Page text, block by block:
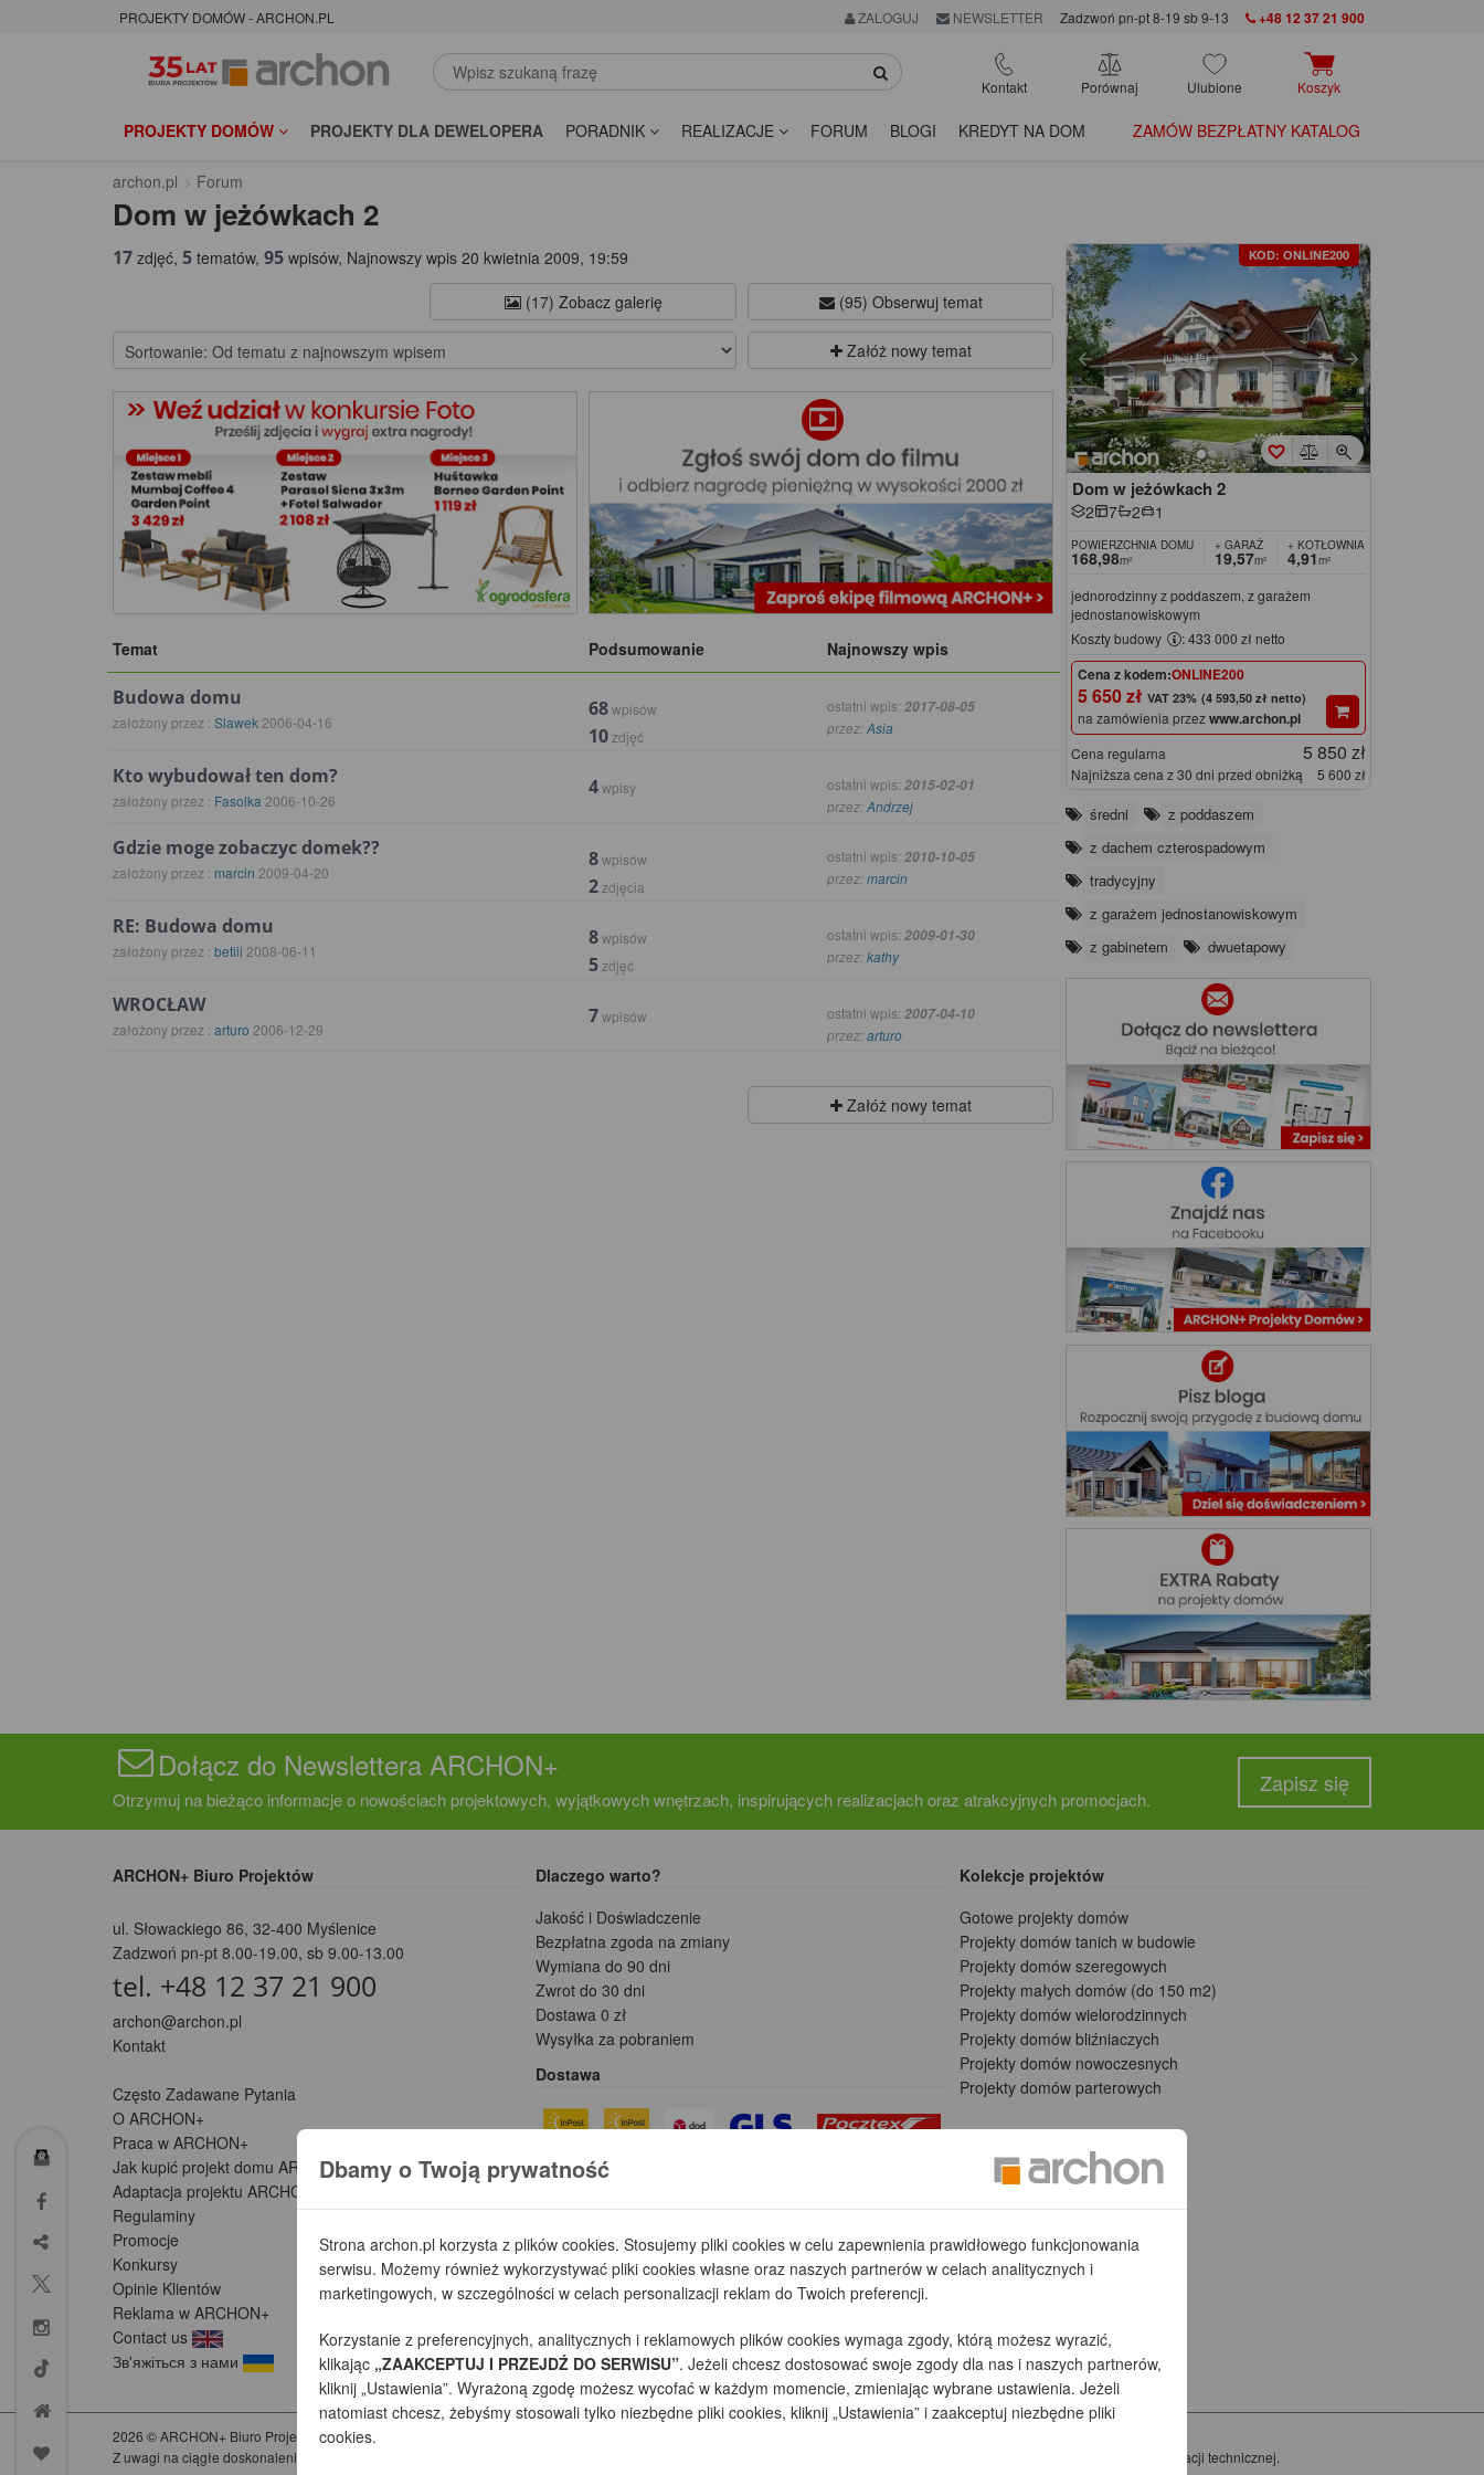
PROJEKTY DOMÓW - ARCHON.PL ZALOGUJ NEWSLETTER Zadzwoń pn-pt 8-19 sb 9-13 +48 12 37 21 900
Kontakt Porównaj Ulubione Koszyk
PROJEKTY DOMÓW PROJEKTY DLA DEWELOPERA PORADNIK REALIZACJE FORUM BLOGI KREDYT NA DOM ZAMÓW BEZPŁATNY KATALOG
archon.pl Forum
Dom w jeżówkach 2
17 zdjęć, 5 tematów, 95 wpisów, Najnowszy wpis 20 kwietnia 2009, 19:59
(17) Zobacz galerię
(95) Obserwuj temat
Załóż nowy temat
Temat Podsumowanie Najnowszy wpis
Budowa domu
założony przez : Slawek 2006-04-16
68wpisów
10 zdjęć
ostatni wpis: 2017-08-05
przez:Asia
Kto wybudował ten dom?
założony przez : Fasolka 2006-10-26
4wpisy ostatni wpis: 2015-02-01
przez:Andrzej
Gdzie moge zobaczyc domek??
założony przez : marcin 2009-04-20
8wpisów
2 zdjęcia
ostatni wpis: 2010-10-05
przez:marcin
RE: Budowa domu
założony przez : betiii 2008-06-11
8wpisów
5 zdjęć
ostatni wpis: 2009-01-30
przez:kathy
WROCŁAW
założony przez : arturo 2006-12-29
7wpisów ostatni wpis: 2007-04-10
przez:arturo
Załóż nowy temat
KOD: ONLINE200
Dom w jeżówkach 2
2 7 2 1
POWIERZCHNIA DOMU
168,98m²
+ GARAŻ
19,57m²
+ KOTŁOWNIA
4,91m²
jednorodzinny z poddaszem, z garażem
jednostanowiskowym
Koszty budowy
: 433 000 zł netto
Cena z kodem:ONLINE200
5 650 zł (4 593,50 zł netto)
na zamówienia przezwww.archon.pl
Cena regularna 5 850 zł
Najniższa cena z 30 dni przed obniżką 5 600 zł
średni
z poddaszem
z dachem czterospadowym
tradycyjny
z garażem jednostanowiskowym
z gabinetem
dwuetapowy
Dołącz do Newslettera ARCHON+
Otrzymuj na bieżąco informacje o nowościach projektowych, wyjątkowych wnętrzach, inspirujących realizacjach oraz atrakcyjnych promocjach.
Zapisz się
ARCHON+ Biuro Projektów
ul. Słowackiego 86, 32-400 Myślenice
Zadzwoń pn-pt 8.00-19.00, sb 9.00-13.00
tel. +48 12 37 21 900
archon@archon.pl
Kontakt
Często Zadawane Pytania
O ARCHON+
Praca w ARCHON+
Jak kupić projekt domu ARCHON+
Adaptacja projektu ARCHON+ (Partnerzy)
Regulaminy
Promocje
Konkursy
Opinie Klientów
Reklama w ARCHON+
Contact us
Зв'яжіться з нами
Dlaczego warto?
Jakość i Doświadczenie
Bezpłatna zgoda na zmiany
Wymiana do 90 dni
Zwrot do 30 dni
Dostawa 0 zł
Wysyłka za pobraniem
Dostawa
Płatności
Kolekcje projektów
Gotowe projekty domów
Projekty domów tanich w budowie
Projekty domów szeregowych
Projekty małych domów (do 150 m2)
Projekty domów wielorodzinnych
Projekty domów bliźniaczych
Projekty domów nowoczesnych
Projekty domów parterowych
2026 © ARCHON+ Biuro Projektów - Tradycyjne i nowoczesne gotowe projekty domów - autorska pracownia architektoniczna założona w 1990r. przez arch. Barbarę Mendel
Z uwagi na ciągłe doskonalenie procesu powstawania projektów (zgodnie z normą ISO 9001), prezentowane na stronie projekty domów mogą nieznacznie różnić się od dokumentacji technicznej.
Dbamy o Twoją prywatność
Strona archon.pl korzysta z plików cookies. Stosujemy pliki cookies w celu zapewnienia prawidłowego funkcjonowania
serwisu. Możemy również wykorzystywać pliki cookies własne oraz naszych partnerów w celach analitycznych i
marketingowych, w szczególności w celach personalizacji reklam do Twoich preferencji.
Korzystanie z preferencyjnych, analitycznych i reklamowych plików cookies wymaga zgody, którą możesz wyrazić,
klikając „ZAAKCEPTUJ I PRZEJDŹ DO SERWISU”. Jeżeli chcesz dostosować swoje zgody dla nas i naszych partnerów,
kliknij „Ustawienia”. Wyrażoną zgodę możesz wycofać w każdym momencie, zmieniając wybrane ustawienia. Jeżeli
natomiast chcesz, żebyśmy stosowali tylko niezbędne pliki cookies, kliknij „Ustawienia” i zaakceptuj niezbędne pliki
cookies.